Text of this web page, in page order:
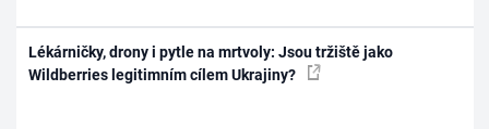
Lékárničky, drony i pytle na mrtvoly: Jsou tržiště jako
Wildberries legitimním cílem Ukrajiny?